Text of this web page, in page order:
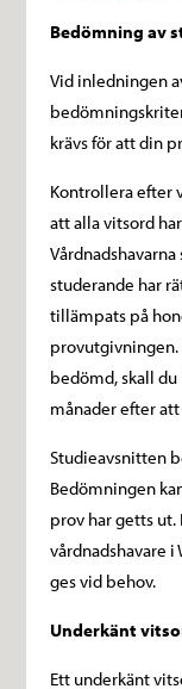
Bedömning av
Vid inledningen
krävs för att din
Kontrollera efter
att alla vitsord
studerande har
tillämpats på
bedömd, skall
månader efter
Studieavsnitten
Bedömningen
prov har getts
vårdnadshavare
ges vid behov.
Underkänt
Ett underkänt